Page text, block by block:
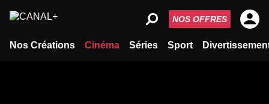
Nos Créations Cinéma Séries Sport
NOS OFFRES